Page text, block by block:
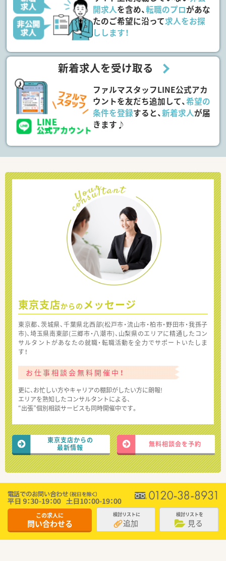
開求人を含め、転職のプロがあな
たのご希望に沿って求人をお探
しします！
新着求人を受け取る
ファルマスタッフLINE公式アカ
ウントを友だち追加して、希望の
条件を登録すると、新着求人が届
きます♪
東京支店からの メッセージ
東京都、茨城県、千葉県北西部(松戸市・流山市・柏市・野田市・我孫子
市)、埼玉県南東部(三郷市・八潮市)、山梨県のエリアに精通したコン
サルタントがあなたの就職・転職活動を全力でサポートいたしま
す！
お仕事相談会無料開催中！
更に、お忙しい方やキャリアの棚卸がしたい方に朗報!
エリアを熟知したコンサルタントによる、
“出張”個別相談サービスも同時開催中です。
東京支店からの
最新情報
無料相談会を予約
この求人に
問い合わせる
検討リストに
追加
検討リストを
見る